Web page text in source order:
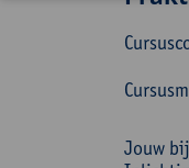
Jouw